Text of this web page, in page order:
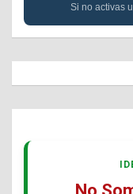
Si no activas